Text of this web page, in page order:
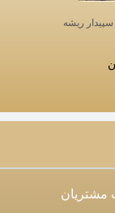
ریشه
مشتریان